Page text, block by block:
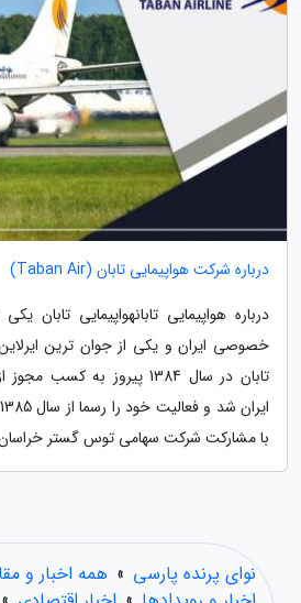
درباره شرکت هواپیمایی تابان (Taban Air)
درباره هواپیمایی تابانهواپیمایی تابان
خصوصی ایران و یکی از جوان ترین
تابان در سال 1384 پیروز به
با مشارکت شرکت سهامی توس گستر
نوای پرنده پارسی » همه اخبار و